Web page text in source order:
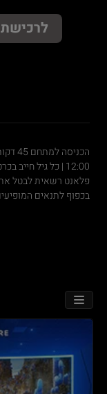
12:00 | כל גיל
פלאנט רשאית לבטל
בכפוף לתנאים
NAVIGATION